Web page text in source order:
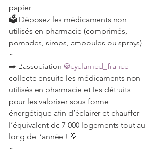
papier
🗳️ Déposez les médicaments non
utilisés en pharmacie (comprimés,
pomades, sirops, ampoules ou sprays)
~
➡️ L’association @cyclamed_france
collecte ensuite les médicaments non
utilisés en pharmacie et les détruits
pour les valoriser sous forme
énergétique afin d’éclairer et chauffer
l’équivalent de 7 000 logements tout au
long de l’année ! 💡
~